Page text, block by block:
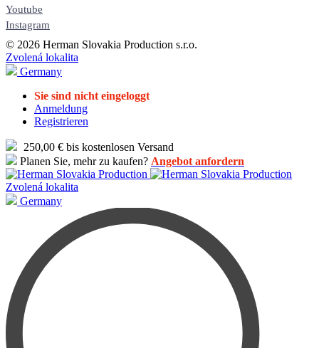
Youtube
Instagram
© 2026 Herman Slovakia Production s.r.o.
Zvolená lokalita
Germany
Sie sind nicht eingeloggt
Anmeldung
Registrieren
250,00 € bis kostenlosen Versand
Planen Sie, mehr zu kaufen? Angebot anfordern
Zvolená lokalita
Germany